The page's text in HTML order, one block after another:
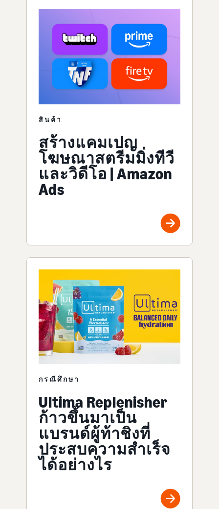
สินค้า
สร้างแคมเปญ
โฆษณาสตรีมมิ่งทีวี
และวิดีโอ | Amazon
Ads
กรณีศึกษา
Ultima Replenisher
ก้าวขึ้นมาเป็น
แบรนด์ผู้ท้าชิงที่
ประสบความสำเร็จ
ได้อย่างไร